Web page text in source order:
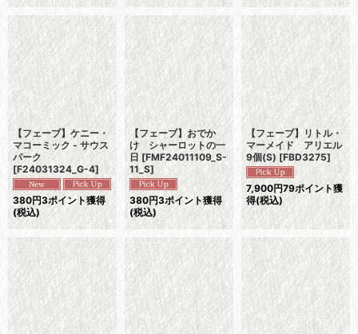
【フェーブ】ケニー・
マコーミック - サウス
パーク
[F24031324_G-4]
380円3ポイント獲得
(税込)
【フェーブ】おでか
け シャーロットの一
日 [FMF24011109_S-
11_S]
380円3ポイント獲得
(税込)
【フェーブ】リトル・
マーメイド アリエル
9個(S) [FBD3275]
7,900円79ポイント獲
得(税込)